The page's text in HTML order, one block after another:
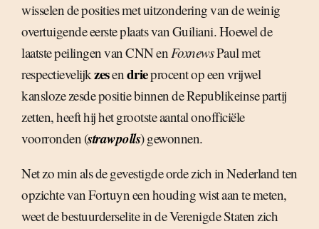
wisselen de posities met uitzondering van de weinig
overtuigende eerste plaats van Guiliani. Hoewel de
laatste peilingen van CNN enFoxnewsPaul met
respectievelijkzesendrieprocent op een vrijwel
kansloze zesde positie binnen de Republikeinse partij
zetten, heeft hij het grootste aantal onofficiële
voorronden (strawpolls) gewonnen.
Net zo min als de gevestigde orde zich in Nederland ten
opzichte van Fortuyn een houding wist aan te meten,
weet de bestuurderselite in de Verenigde Staten zich